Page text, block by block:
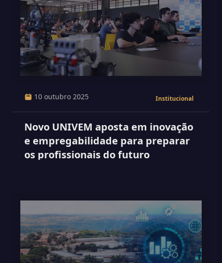
10 outubro 2025 Institucional
Novo UNIVEM aposta em inovação
e empregabilidade para preparar
os profissionais do futuro